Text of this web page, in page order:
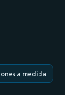
a medida